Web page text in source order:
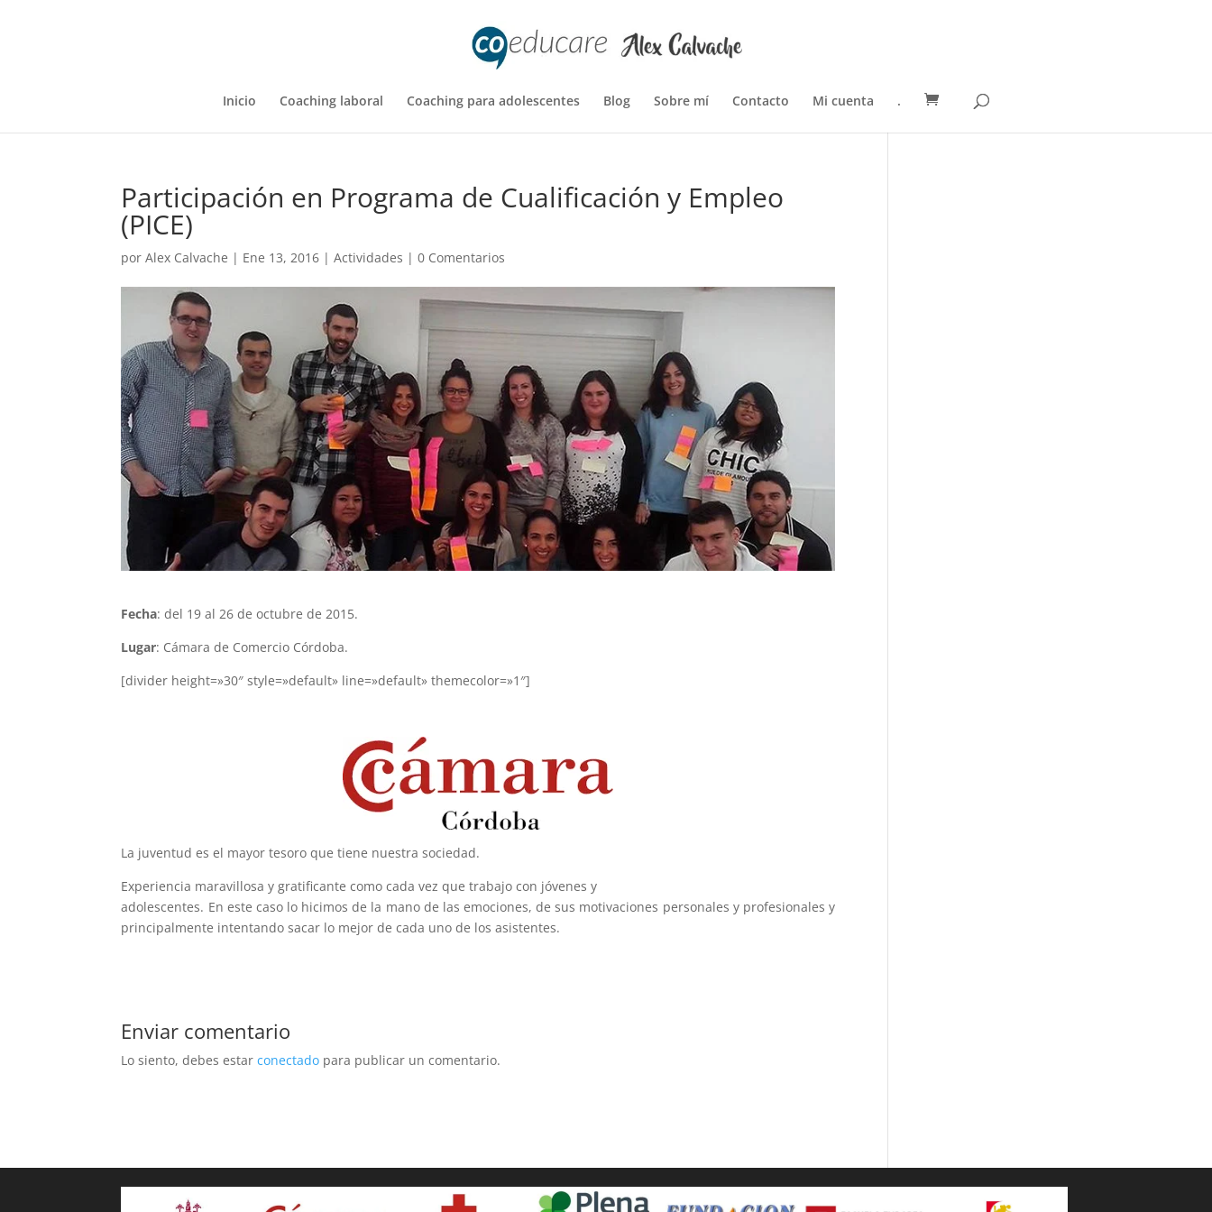
Inicio Coaching laboral Coaching para adolescentes Blog Sobre mí Contacto Mi cuenta .
Participación en Programa de Cualificación y Empleo
(PICE)
porAlex Calvache | Ene 13, 2016 |Actividades |0 Comentarios
Fecha: del 19 al 26 de octubre de 2015.
Lugar: Cámara de Comercio Córdoba.
[divider height=»30″ style=»default» line=»default» themecolor=»1″]
La juventud es el mayor tesoro que tiene nuestra sociedad.
Experiencia maravillosa y gratificante como cada vez que trabajo con jóvenes y
adolescentes. En este caso lo hicimos de la mano de las emociones, de sus motivaciones personales y profesionales y
principalmente intentando sacar lo mejor de cada uno de los asistentes.
Enviar comentario
Lo siento, debes estarconectado para publicar un comentario.